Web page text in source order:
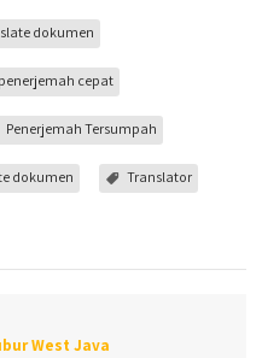
dokumen
penerjemah cepat
Penerjemah Tersumpah
dokumen Translator
West Java